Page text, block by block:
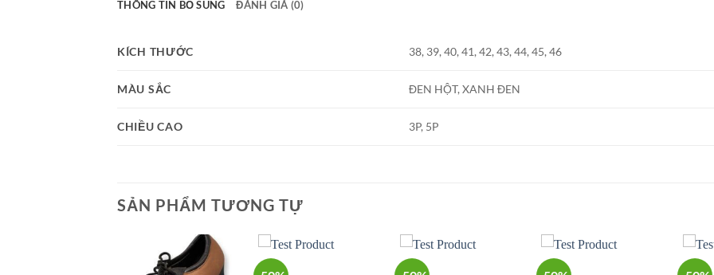
THÔNG TIN BỔ SUNG ĐÁNH GIÁ (0)
KÍCH THƯỚC 38, 39, 40, 41, 42, 43, 44, 45, 46
MÀU SẮC ĐEN HỘT, XANH ĐEN
CHIỀU CAO 3P, 5P
SẢN PHẨM TƯƠNG TỰ